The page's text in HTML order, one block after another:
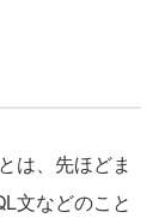
は、先ほどま
文などのこと